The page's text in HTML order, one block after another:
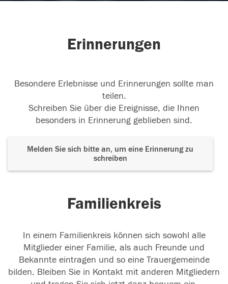
Erinnerungen
Besondere Erlebnisse und Erinnerungen sollte man
teilen.
Schreiben Sie über die Ereignisse, die Ihnen
besonders in Erinnerung geblieben sind.
Melden Sie sich bitte an, um eine Erinnerung zu
schreiben
Familienkreis
In einem Familienkreis können sich sowohl alle
Mitglieder einer Familie, als auch Freunde und
Bekannte eintragen und so eine Trauergemeinde
bilden. Bleiben Sie in Kontakt mit anderen Mitgliedern